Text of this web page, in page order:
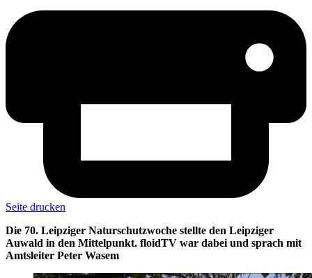
Seite drucken
Die 70. Leipziger Naturschutzwoche stellte den Leipziger
Auwald in den Mittelpunkt. floidTV war dabei und sprach mit
Amtsleiter Peter Wasem